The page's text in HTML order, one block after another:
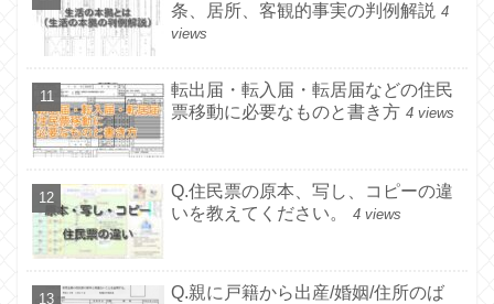
条、居所、客観的事実の判例解説 4
views
転出届・転入届・転居届などの住民
票移動に必要なものと書き方 4 views
Q.住民票の原本、写し、コピーの違
いを教えてください。
4 views
Q.親に戸籍から出産/婚姻/住所のば